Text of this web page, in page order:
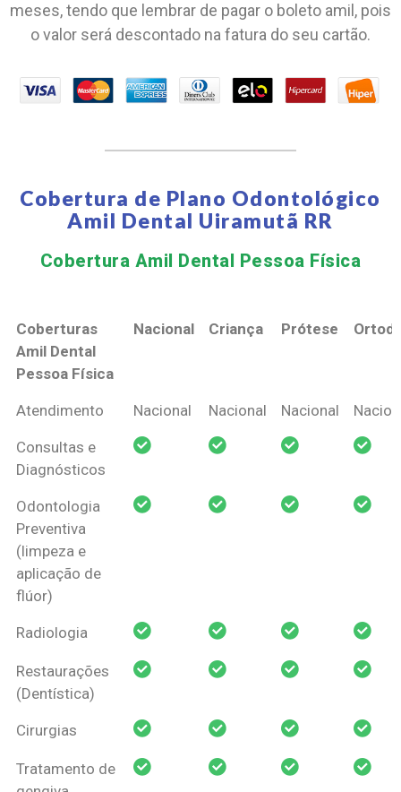
meses, tendo que lembrar de pagar o boleto amil, pois
o valor será descontado na fatura do seu cartão.
Cobertura de Plano Odontológico
Amil Dental Uiramutã RR
Cobertura Amil Dental Pessoa Física​
Coberturas
Amil Dental
Pessoa Física
Nacional Criança Prótese
Coberturas
Pessoa Física
Nacional Criança Prótese
Atendimento Nacional Nacional Nacional
Consultas e
Diagnósticos
Odontologia
Preventiva
(limpeza e
aplicação de
flúor)
Radiologia
Restaurações
(Dentística)
Cirurgias
Tratamento de